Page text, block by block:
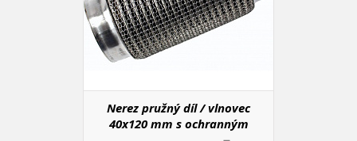
Nerez pružný díl / vlnovec
40x120 mm s ochranným